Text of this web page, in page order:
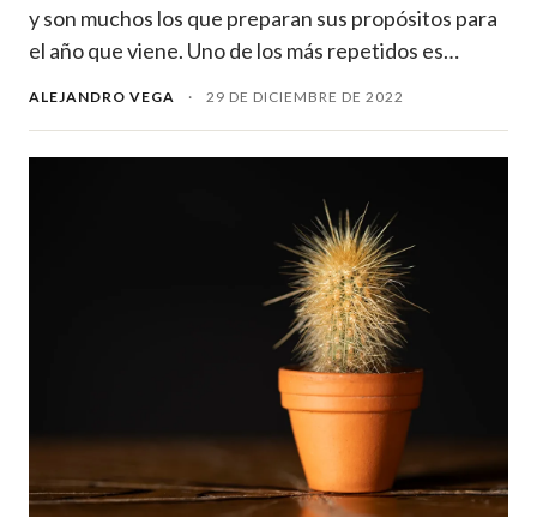
y son muchos los que preparan sus propósitos para
el año que viene. Uno de los más repetidos es…
ALEJANDRO VEGA · 29 DE DICIEMBRE DE 2022